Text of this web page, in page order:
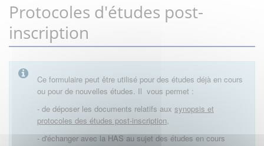
Protocoles d'études post-
inscription
Ce formulaire peut être utilisé pour des études déjà en cours
ou pour de nouvelles études. Il vous permet :
- de déposer les documents relatifs aux synopsis et
protocoles des études post-inscription,
- d'échanger avec la HAS au sujet des études en cours